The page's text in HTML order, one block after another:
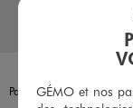
Disponible en 3BORDEAUX
KAKI
Pantalon en velours doublé jersey à taille
GÉMO et nos